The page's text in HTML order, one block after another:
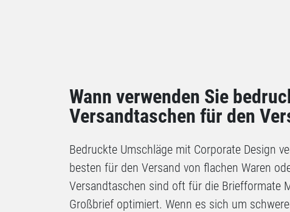
Wann verwenden Sie
Versandtaschen für den
Bedruckte Umschläge mit Corporate Design
besten für den Versand von flachen Waren
Versandtaschen sind oft für die Briefformate
Großbrief optimiert. Wenn es sich um